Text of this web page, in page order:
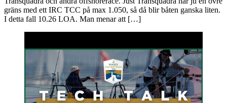
gräns med ett IRC TCC på max 1.050, så då blir båten ganska liten.
I detta fall 10.26 LOA. Man menar att […]